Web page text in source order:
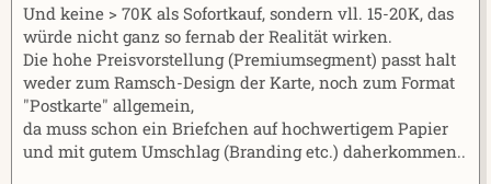
Und keine > 70K als Sofortkauf, sondern vll. 15-20K, das
würde nicht ganz so fernab der Realität wirken.
Die hohe Preisvorstellung (Premiumsegment) passt halt
weder zum Ramsch-Design der Karte, noch zum Format
"Postkarte" allgemein,
da muss schon ein Briefchen auf hochwertigem Papier
und mit gutem Umschlag (Branding etc.) daherkommen..